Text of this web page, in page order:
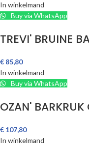
In winkelmand
Buy via WhatsApp
TREVI' BRUINE
€ 85,80
In winkelmand
Buy via WhatsApp
OZAN'
€ 107,80
In winkelmand